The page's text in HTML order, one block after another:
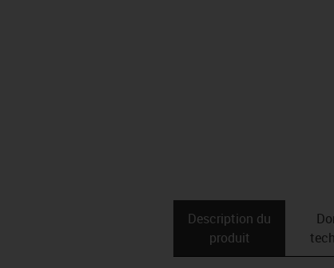
Description du
produit